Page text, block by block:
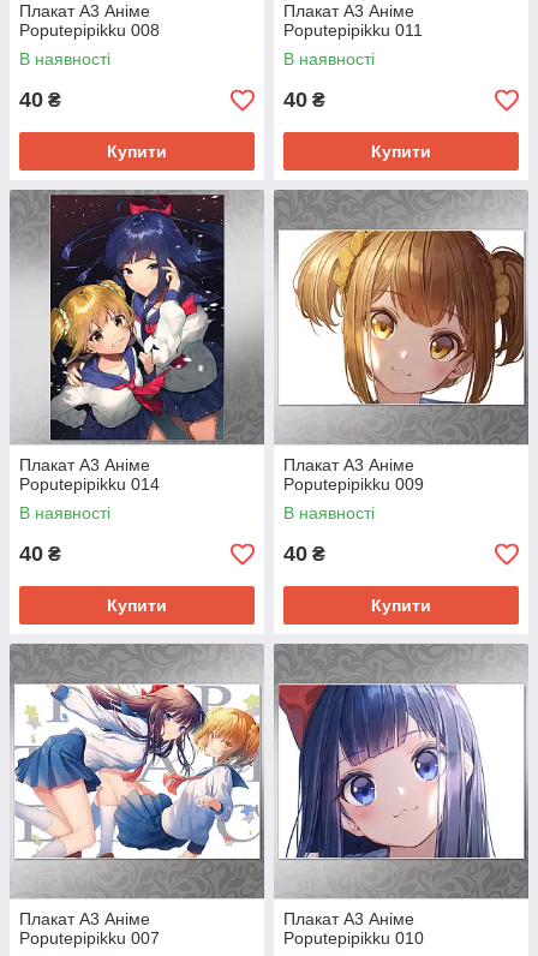
Плакат А3 Аніме
Poputepipikku 008
В наявності
40 ₴
Купити
Плакат А3 Аніме
Poputepipikku 011
В наявності
40 ₴
Купити
Плакат А3 Аніме
Poputepipikku 014
В наявності
40 ₴
Купити
Плакат А3 Аніме
Poputepipikku 009
В наявності
40 ₴
Купити
Плакат А3 Аніме
Poputepipikku 007
Плакат А3 Аніме
Poputepipikku 010